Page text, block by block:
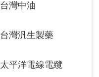
台灣中油
台灣汎生製藥
太平洋電線電纜